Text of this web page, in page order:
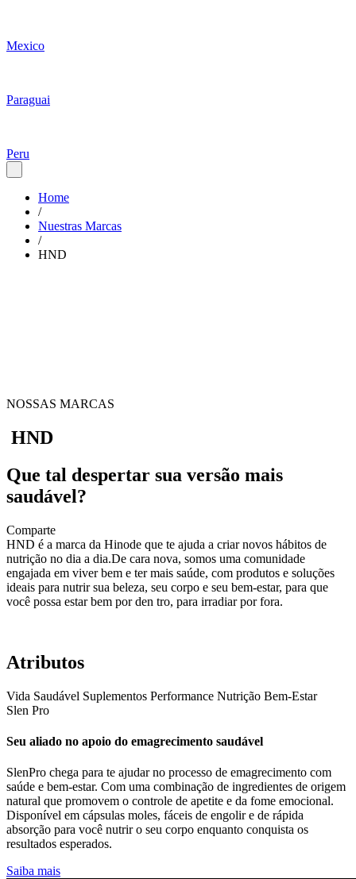
Mexico
Paraguai
Peru
Home
/
Nuestras Marcas
/
HND
NOSSAS MARCAS
HND
Que tal despertar sua versão mais
saudável?
Comparte
HND é a marca da Hinode que te ajuda a criar novos hábitos de
nutrição no dia a dia.De cara nova, somos uma comunidade
engajada em viver bem e ter mais saúde, com produtos e soluções
ideais para nutrir sua beleza, seu corpo e seu bem-estar, para que
você possa estar bem por den tro, para irradiar por fora.
Atributos
Vida Saudável Suplementos Performance Nutrição Bem-Estar
Slen Pro
Seu aliado no apoio do emagrecimento saudável
SlenPro chega para te ajudar no processo de emagrecimento com
saúde e bem-estar. Com uma combinação de ingredientes de origem
natural que promovem o controle de apetite e da fome emocional.
Disponível em cápsulas moles, fáceis de engolir e de rápida
absorção para você nutrir o seu corpo enquanto conquista os
resultados esperados.
Saiba mais